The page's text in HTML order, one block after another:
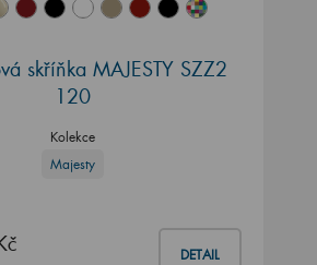
skříňka MAJESTY SZZ2
120
Kolekce
Majesty
DETAIL